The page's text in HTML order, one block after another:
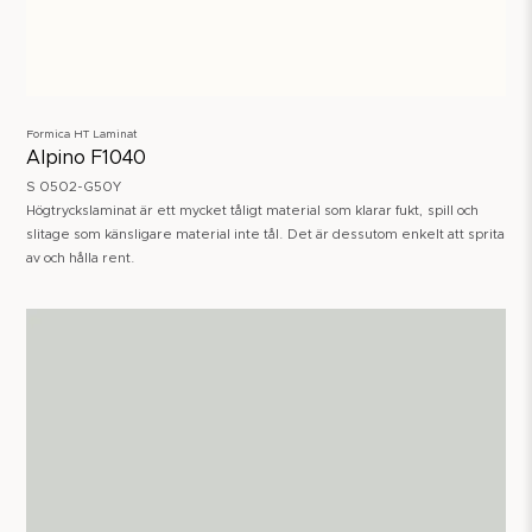
Formica HT Laminat
Alpino F1040
S 0502-G50Y
Högtryckslaminat är ett mycket tåligt material som klarar fukt, spill och
slitage som känsligare material inte tål. Det är dessutom enkelt att sprita
av och hålla rent.